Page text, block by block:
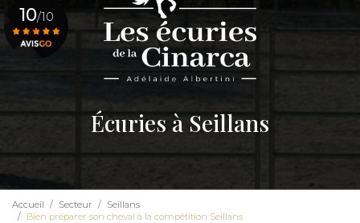
Écuries à Seillans
10/10
Accueil Secteur
Seillans
Bien préparer son cheval à la compétition Seillans